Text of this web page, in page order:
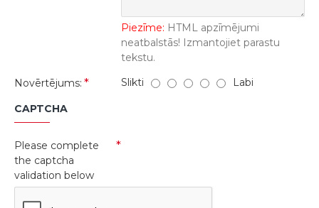
Piezīme: HTML apzīmējumi
neatbalstās! Izmantojiet parastu
tekstu.
Novērtējums:
Slikti Labi
CAPTCHA
Please complete
the captcha
validation below